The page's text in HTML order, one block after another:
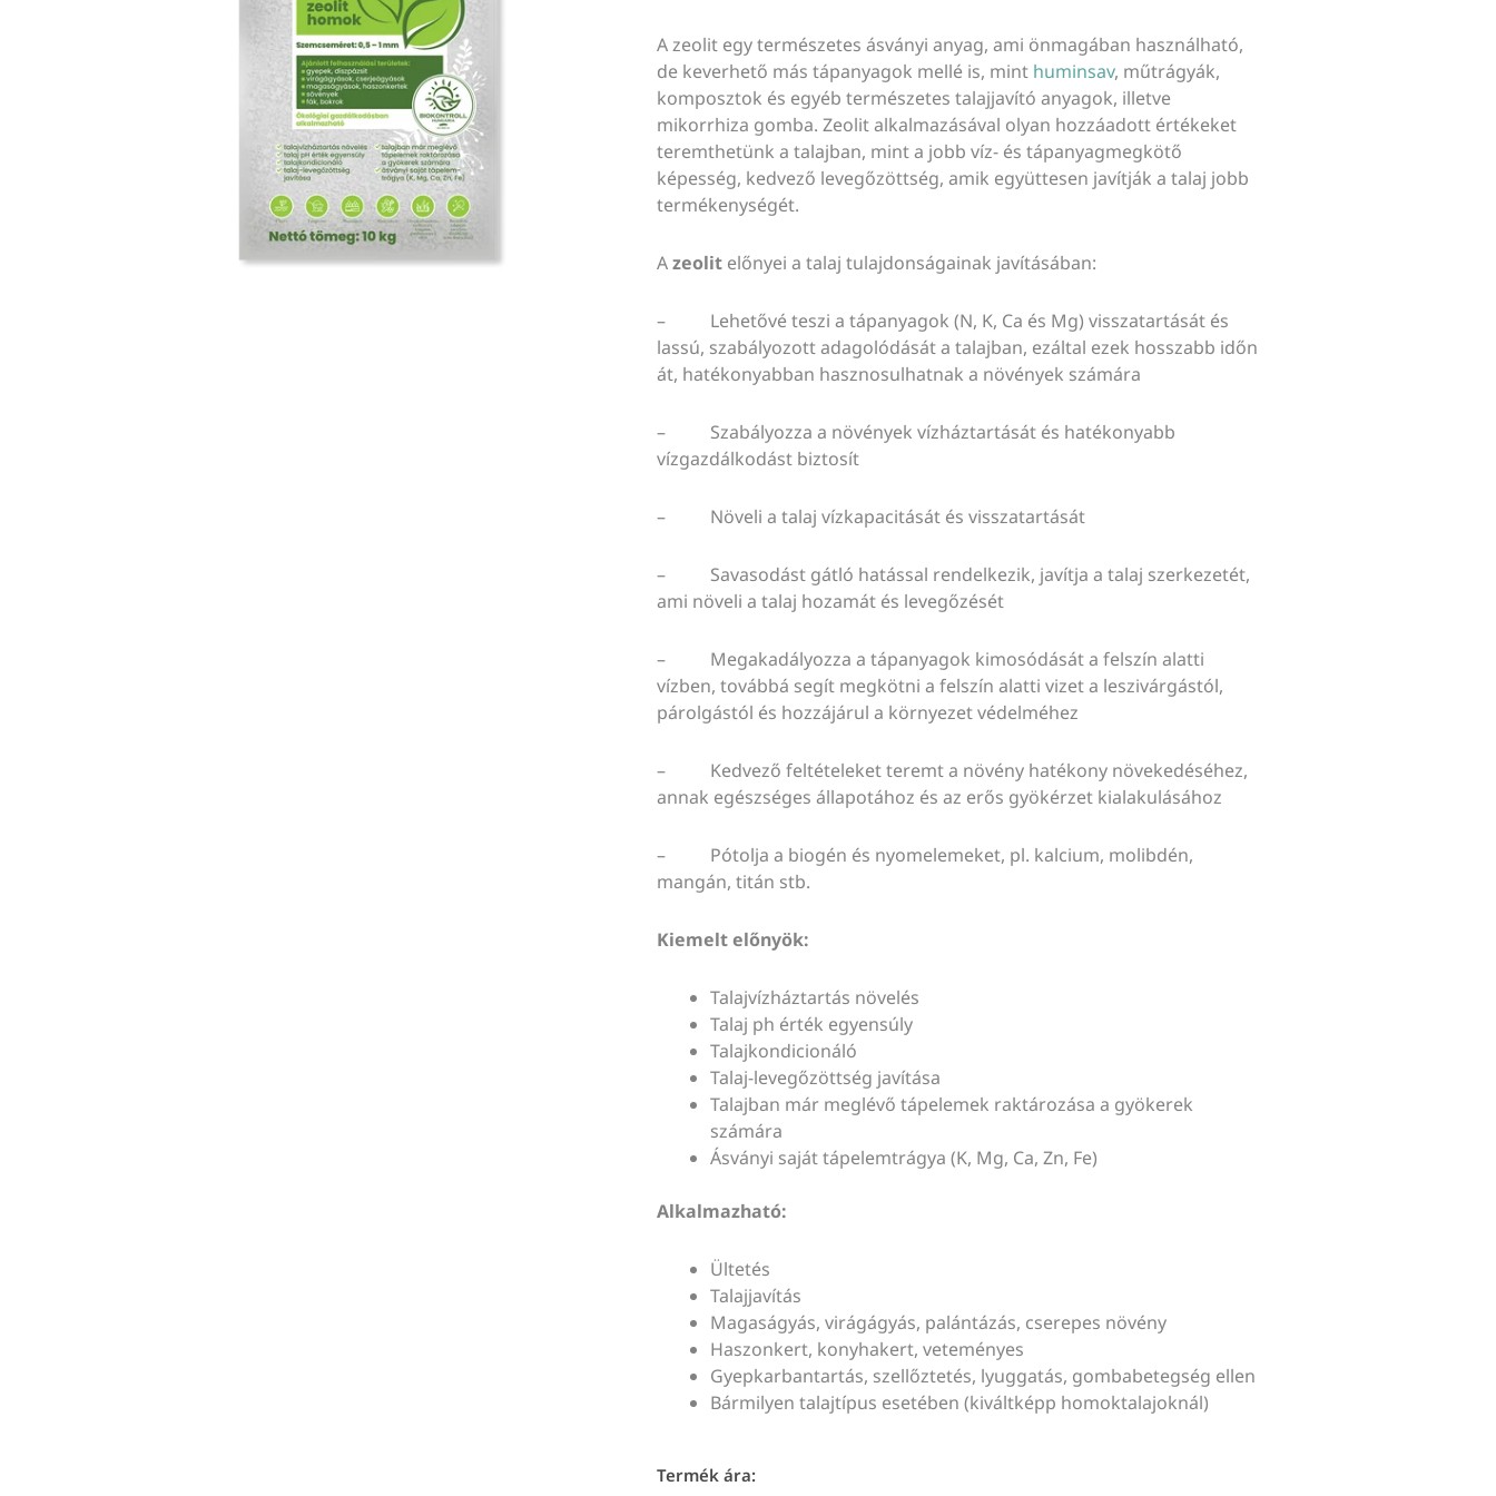
A zeolit egy természetes ásványi anyag, ami önmagában használható,
de keverhető más tápanyagok mellé is, mint huminsav, műtrágyák,
komposztok és egyéb természetes talajjavító anyagok, illetve
mikorrhiza gomba. Zeolit alkalmazásával olyan hozzáadott értékeket
teremthetünk a talajban, mint a jobb víz- és tápanyagmegkötő
képesség, kedvező levegőzöttség, amik együttesen javítják a talaj jobb
termékenységét.
Azeolit előnyei a talaj tulajdonságainak javításában:
– Lehetővé teszi a tápanyagok (N, K, Ca és Mg) visszatartását és
lassú, szabályozott adagolódását a talajban, ezáltal ezek hosszabb időn
át, hatékonyabban hasznosulhatnak a növények számára
– Szabályozza a növények vízháztartását és hatékonyabb
vízgazdálkodást biztosít
– Növeli a talaj vízkapacitását és visszatartását
– Savasodást gátló hatással rendelkezik, javítja a talaj szerkezetét,
ami növeli a talaj hozamát és levegőzését
– Megakadályozza a tápanyagok kimosódását a felszín alatti
vízben, továbbá segít megkötni a felszín alatti vizet a leszivárgástól,
párolgástól és hozzájárul a környezet védelméhez
– Kedvező feltételeket teremt a növény hatékony növekedéséhez,
annak egészséges állapotához és az erős gyökérzet kialakulásához
– Pótolja a biogén és nyomelemeket, pl. kalcium, molibdén,
mangán, titán stb.
Kiemelt előnyök:
Talajvízháztartás növelés
Talaj ph érték egyensúly
Talajkondicionáló
Talaj-levegőzöttség javítása
Talajban már meglévő tápelemek raktározása a gyökerek
számára
Ásványi saját tápelemtrágya (K, Mg, Ca, Zn, Fe)
Alkalmazható:
Ültetés
Talajjavítás
Magaságyás, virágágyás, palántázás, cserepes növény
Haszonkert, konyhakert, veteményes
Gyepkarbantartás, szellőztetés, lyuggatás, gombabetegség ellen
Bármilyen talajtípus esetében (kiváltképp homoktalajoknál)
Termék ára: